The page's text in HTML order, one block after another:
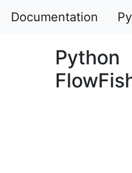
Documentation
Python